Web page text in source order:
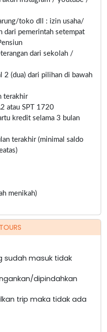
toko dll : izin usaha/
dari pemerintah setempat
dari sekolah /
2 (dua) dari pilihan di bawah
terakhir
atau SPT 1720
kredit selama 3 bulan
terakhir (minimal saldo
menikah)
sudah masuk tidak
dipindahkan
trip maka tidak ada